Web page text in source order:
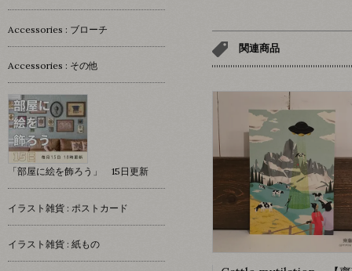
関連商品
Accessories : ブローチ
Accessories : その他
「部屋に絵を飾ろう」 15日更新
イラスト雑貨 : ポストカード
イラスト雑貨 : 紙もの